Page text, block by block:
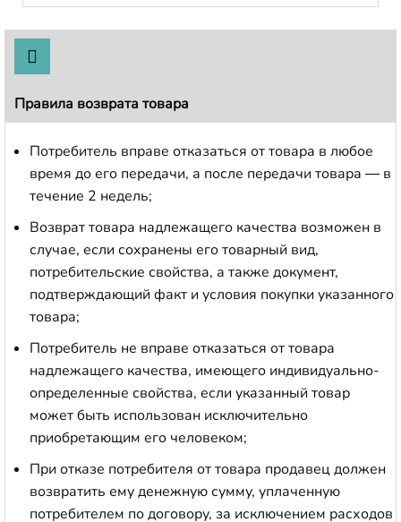
Правила возврата товара
Потребитель вправе отказаться от товара в любое
время до его передачи, а после передачи товара — в
течение 2 недель;
Возврат товара надлежащего качества возможен в
случае, если сохранены его товарный вид,
потребительские свойства, а также документ,
подтверждающий факт и условия покупки указанного
товара;
Потребитель не вправе отказаться от товара
надлежащего качества, имеющего индивидуально-
определенные свойства, если указанный товар
может быть использован исключительно
приобретающим его человеком;
При отказе потребителя от товара продавец должен
возвратить ему денежную сумму, уплаченную
потребителем по договору, за исключением расходов